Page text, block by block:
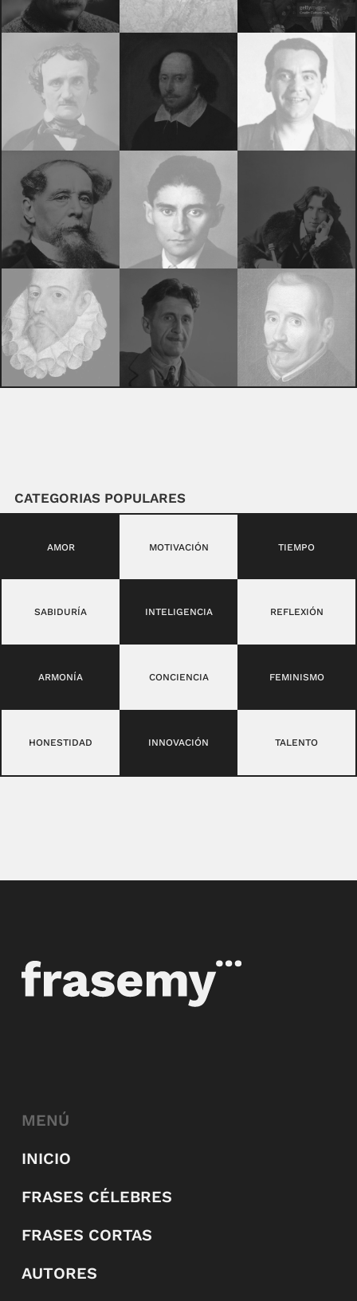
CATEGORIAS POPULARES
AMOR MOTIVACIÓN TIEMPO
SABIDURÍA INTELIGENCIA REFLEXIÓN
ARMONÍA CONCIENCIA FEMINISMO
HONESTIDAD INNOVACIÓN TALENTO
MENÚ
INICIO
FRASES CÉLEBRES
FRASES CORTAS
AUTORES